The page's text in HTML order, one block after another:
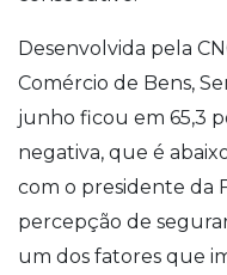
Desenvolvida pela
Comércio de Bens,
junho ficou em 65,3
negativa, que é
com o presidente da
percepção de
um dos fatores que